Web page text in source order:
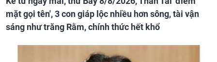
mặt gọi tên', 3 con giáp lộc nhiều hơn sông, tài vận
sáng như trăng Rằm, chính thức hết khổ